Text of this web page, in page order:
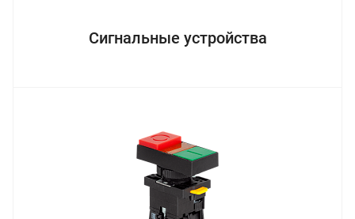
Сигнальные устройства